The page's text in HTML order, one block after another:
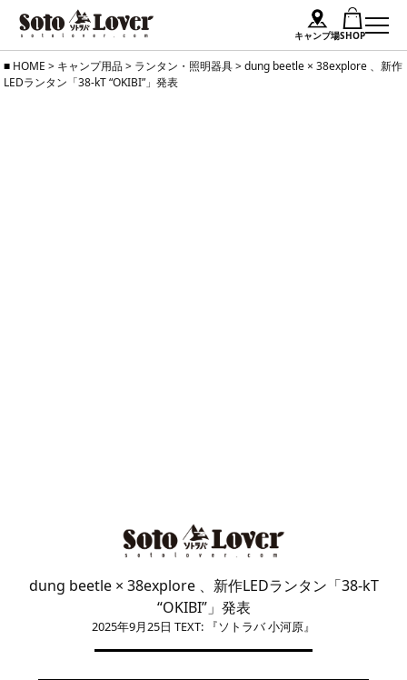
キャンプ場SHOP
Skip
to
HOME > キャンプ用品> ランタン・照明器具>dung beetle × 38explore 、新作
LEDランタン「38-kT “OKIBI”」発表
dung beetle × 38explore 、新作LEDランタン「38-kT
“OKIBI”」発表
2025年9月25日 TEXT: 『ソトラバ 小河原』